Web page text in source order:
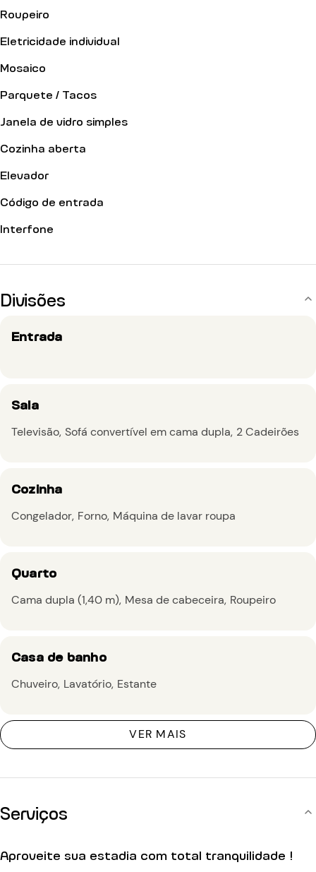
Roupeiro
Eletricidade individual
Mosaico
Parquete / Tacos
Janela de vidro simples
Cozinha aberta
Elevador
Código de entrada
Interfone
Divisões
Entrada
Sala
Televisão Sofá convertível em cama dupla 2 Cadeirões
Cozinha
Congelador Forno Máquina de lavar roupa
Quarto
Cama dupla (1,40 m) Mesa de cabeceira Roupeiro
Casa de banho
Chuveiro Lavatório Estante
VER MAIS
Serviços
Aproveite sua estadia com total tranquilidade !